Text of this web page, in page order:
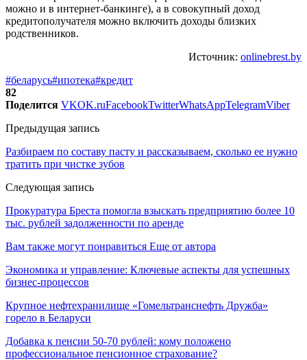
можно и в интернет-банкинге), а в совокупный доход
кредитополучателя можно включить доходы близких
родственников.
Источник: onlinebrest.by
#беларусь#ипотека#кредит
82
Поделится VKOK.ruFacebookTwitterWhatsAppTelegramViber
Предыдущая запись
Разбираем по составу пасту и рассказываем, сколько ее нужно
тратить при чистке зубов
Следующая запись
Прокуратура Бреста помогла взыскать предприятию более 10
тыс. рублей задолженности по аренде
Вам также могут понравиться Еще от автора
Экономика и управление: Ключевые аспекты для успешных
бизнес-процессов
Крупное нефтехранилище «Гомельтранснефть Дружба»
горело в Беларуси
Добавка к пенсии 50-70 рублей: кому положено
профессиональное пенсионное страхование?